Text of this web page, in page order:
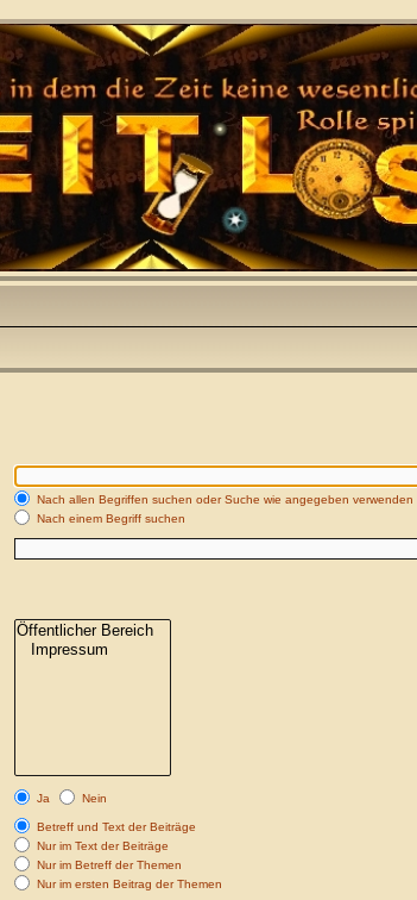
Nach allen Begriffen suchen oder Suche wie angegeben verwenden
Nach einem Begriff suchen
Ja
Nein
Betreff und Text der Beiträge
Nur im Text der Beiträge
Nur im Betreff der Themen
Nur im ersten Beitrag der Themen